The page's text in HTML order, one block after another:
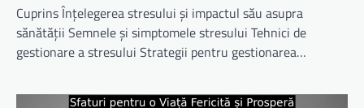
Cuprins Înțelegerea stresului și impactul său asupra
sănătății Semnele și simptomele stresului Tehnici de
gestionare a stresului Strategii pentru gestionarea…